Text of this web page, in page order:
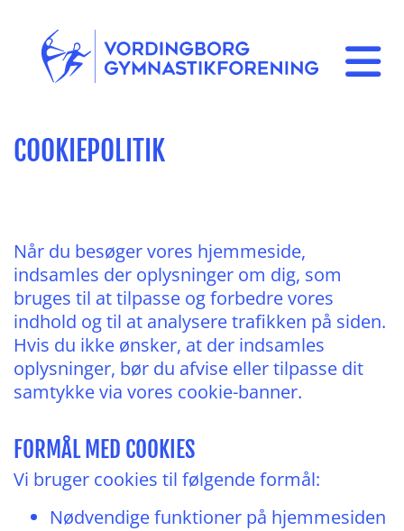
COOKIEPOLITIK
Når du besøger vores hjemmeside,
indsamles der oplysninger om dig, som
bruges til at tilpasse og forbedre vores
indhold og til at analysere trafikken på siden.
Hvis du ikke ønsker, at der indsamles
oplysninger, bør du afvise eller tilpasse dit
samtykke via vores cookie-banner.
FORMÅL MED COOKIES
Vi bruger cookies til følgende formål:
Nødvendige funktioner på hjemmesiden